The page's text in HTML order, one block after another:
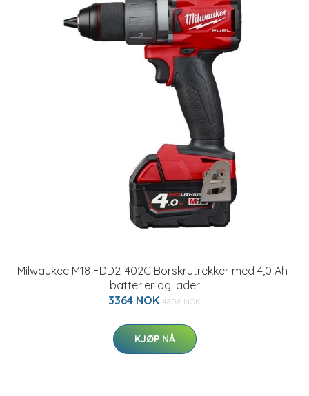
Milwaukee M18 FDD2-402C Borskrutrekker med 4,0 Ah-
batterier og lader
3364 NOK 4806 NOK
KJØP NÅ